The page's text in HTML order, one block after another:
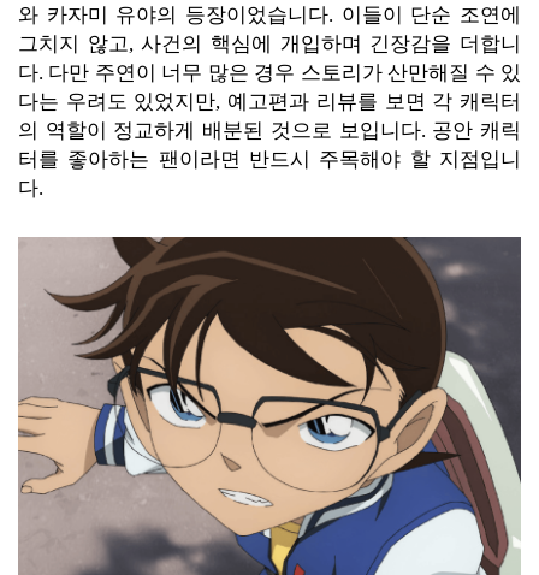
와 카자미 유야의 등장이었습니다. 이들이 단순 조연에
그치지 않고, 사건의 핵심에 개입하며 긴장감을 더합니
다. 다만 주연이 너무 많은 경우 스토리가 산만해질 수 있
다는 우려도 있었지만, 예고편과 리뷰를 보면 각 캐릭터
의 역할이 정교하게 배분된 것으로 보입니다. 공안 캐릭
터를 좋아하는 팬이라면 반드시 주목해야 할 지점입니
다.